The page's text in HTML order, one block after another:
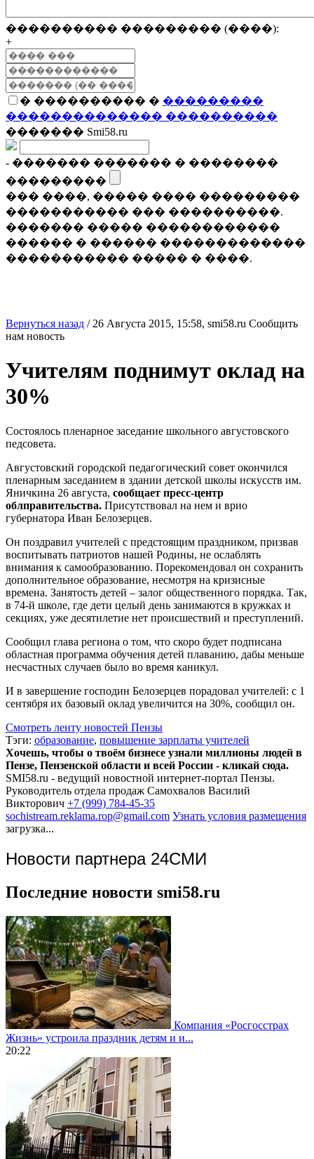
���������� ��������� (����):
+
� ���������� � ���������
�������������� ����������
������� Smi58.ru
- ������� ������� � ��������
���������
��� ����, ����� ���� ���������
����������� ��� ����������.
������� ����� ������������
������ � ������ �������������
����������� ����� � ����.
Вернуться назад / 26 Августа 2015, 15:58, smi58.ru Сообщить
нам новость
Учителям поднимут оклад на
30%
Состоялось пленарное заседание школьного августовского
педсовета.
Августовский городской педагогический совет окончился
пленарным заседанием в здании детской школы искусств им.
Яничкина 26 августа, сообщает пресс-центр
облправительства. Присутствовал на нем и врио
губернатора Иван Белозерцев.
Он поздравил учителей с предстоящим праздником, призвав
воспитывать патриотов нашей Родины, не ослаблять
внимания к самообразованию. Порекомендовал он сохранить
дополнительное образование, несмотря на кризисные
времена. Занятость детей – залог общественного порядка. Так,
в 74-й школе, где дети целый день занимаются в кружках и
секциях, уже десятилетие нет происшествий и преступлений.
Сообщил глава региона о том, что скоро будет подписана
областная программа обучения детей плаванию, дабы меньше
несчастных случаев было во время каникул.
И в завершение господин Белозерцев порадовал учителей: с 1
сентября их базовый оклад увеличится на 30%, сообщил он.
Смотреть ленту новостей Пензы
Тэги: образование, повышение зарплаты учителей
Хочешь, чтобы о твоём бизнесе узнали миллионы людей в
Пензе, Пензенской области и всей России - кликай сюда.
SMI58.ru - ведущий новостной интернет-портал Пензы.
Руководитель отдела продаж Самохвалов Василий
Викторович +7 (999) 784-45-35
sochistream.reklama.rop@gmail.com Узнать условия размещения
загрузка...
Новости партнера 24СМИ
Последние новости smi58.ru
Компания «Росгосстрах
Жизнь» устроила праздник детям и и...
20:22